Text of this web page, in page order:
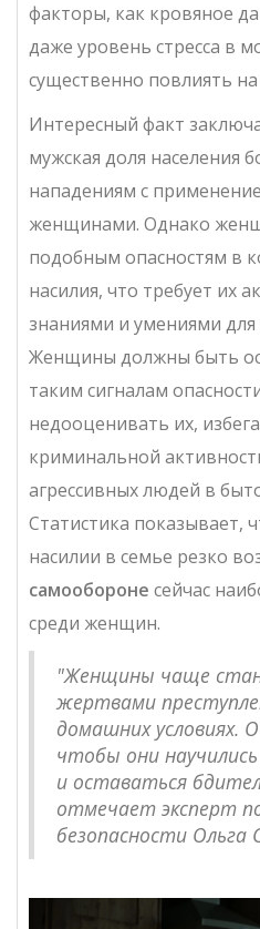
факторы, как кровяное
даже уровень стресса в
существенно повлиять
Интересный факт
мужская доля населения
нападениям с
женщинами. Однако
подобным опасностям в
насилия, что требует их
знаниями и умениями
Женщины должны быть
таким сигналам
недооценивать их,
криминальной
агрессивных людей в
Статистика показывает,
насилии в семье резко
самообороне сейчас
среди женщин.
"Женщины чаще
жертвами
домашних условиях.
чтобы они
и оставаться
отмечает эксперт
безопасности Ольга